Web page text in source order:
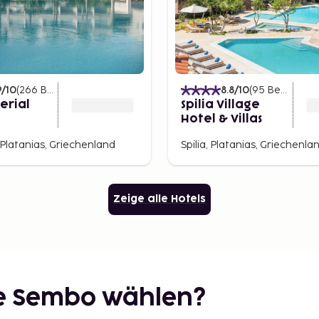
Nähe zum Flughafen,
Kretas ist es eine
dies mit den
dem pulsierenden
das sowohl für Familien,
/10(266 Bewertungen
Griechenland
8.8/10(95 Bewertungen
Spilia Village
Hotel & Villas
Spilia, Platanias,
Zeige alle Hotels
Sembo wählen?